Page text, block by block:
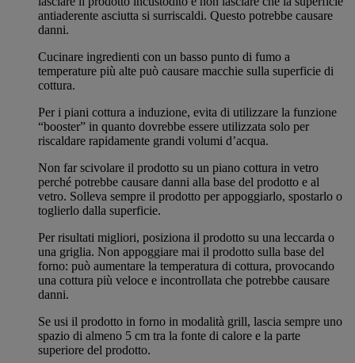
antiaderente asciutta si surriscaldi. Questo potrebbe causare
danni.
Cucinare ingredienti con un basso punto di fumo a
temperature più alte può causare macchie sulla superficie di
cottura.
Per i piani cottura a induzione, evita di utilizzare la funzione
“booster” in quanto dovrebbe essere utilizzata solo per
riscaldare rapidamente grandi volumi d’acqua.
Non far scivolare il prodotto su un piano cottura in vetro
perché potrebbe causare danni alla base del prodotto e al
vetro. Solleva sempre il prodotto per appoggiarlo, spostarlo o
toglierlo dalla superficie.
Per risultati migliori, posiziona il prodotto su una leccarda o
una griglia. Non appoggiare mai il prodotto sulla base del
forno: può aumentare la temperatura di cottura, provocando
una cottura più veloce e incontrollata che potrebbe causare
danni.
Se usi il prodotto in forno in modalità grill, lascia sempre uno
spazio di almeno 5 cm tra la fonte di calore e la parte
superiore del prodotto.